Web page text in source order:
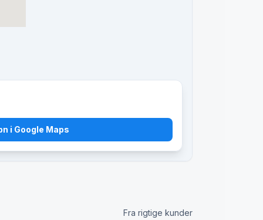
i Google Maps
Fra rigtige kunder